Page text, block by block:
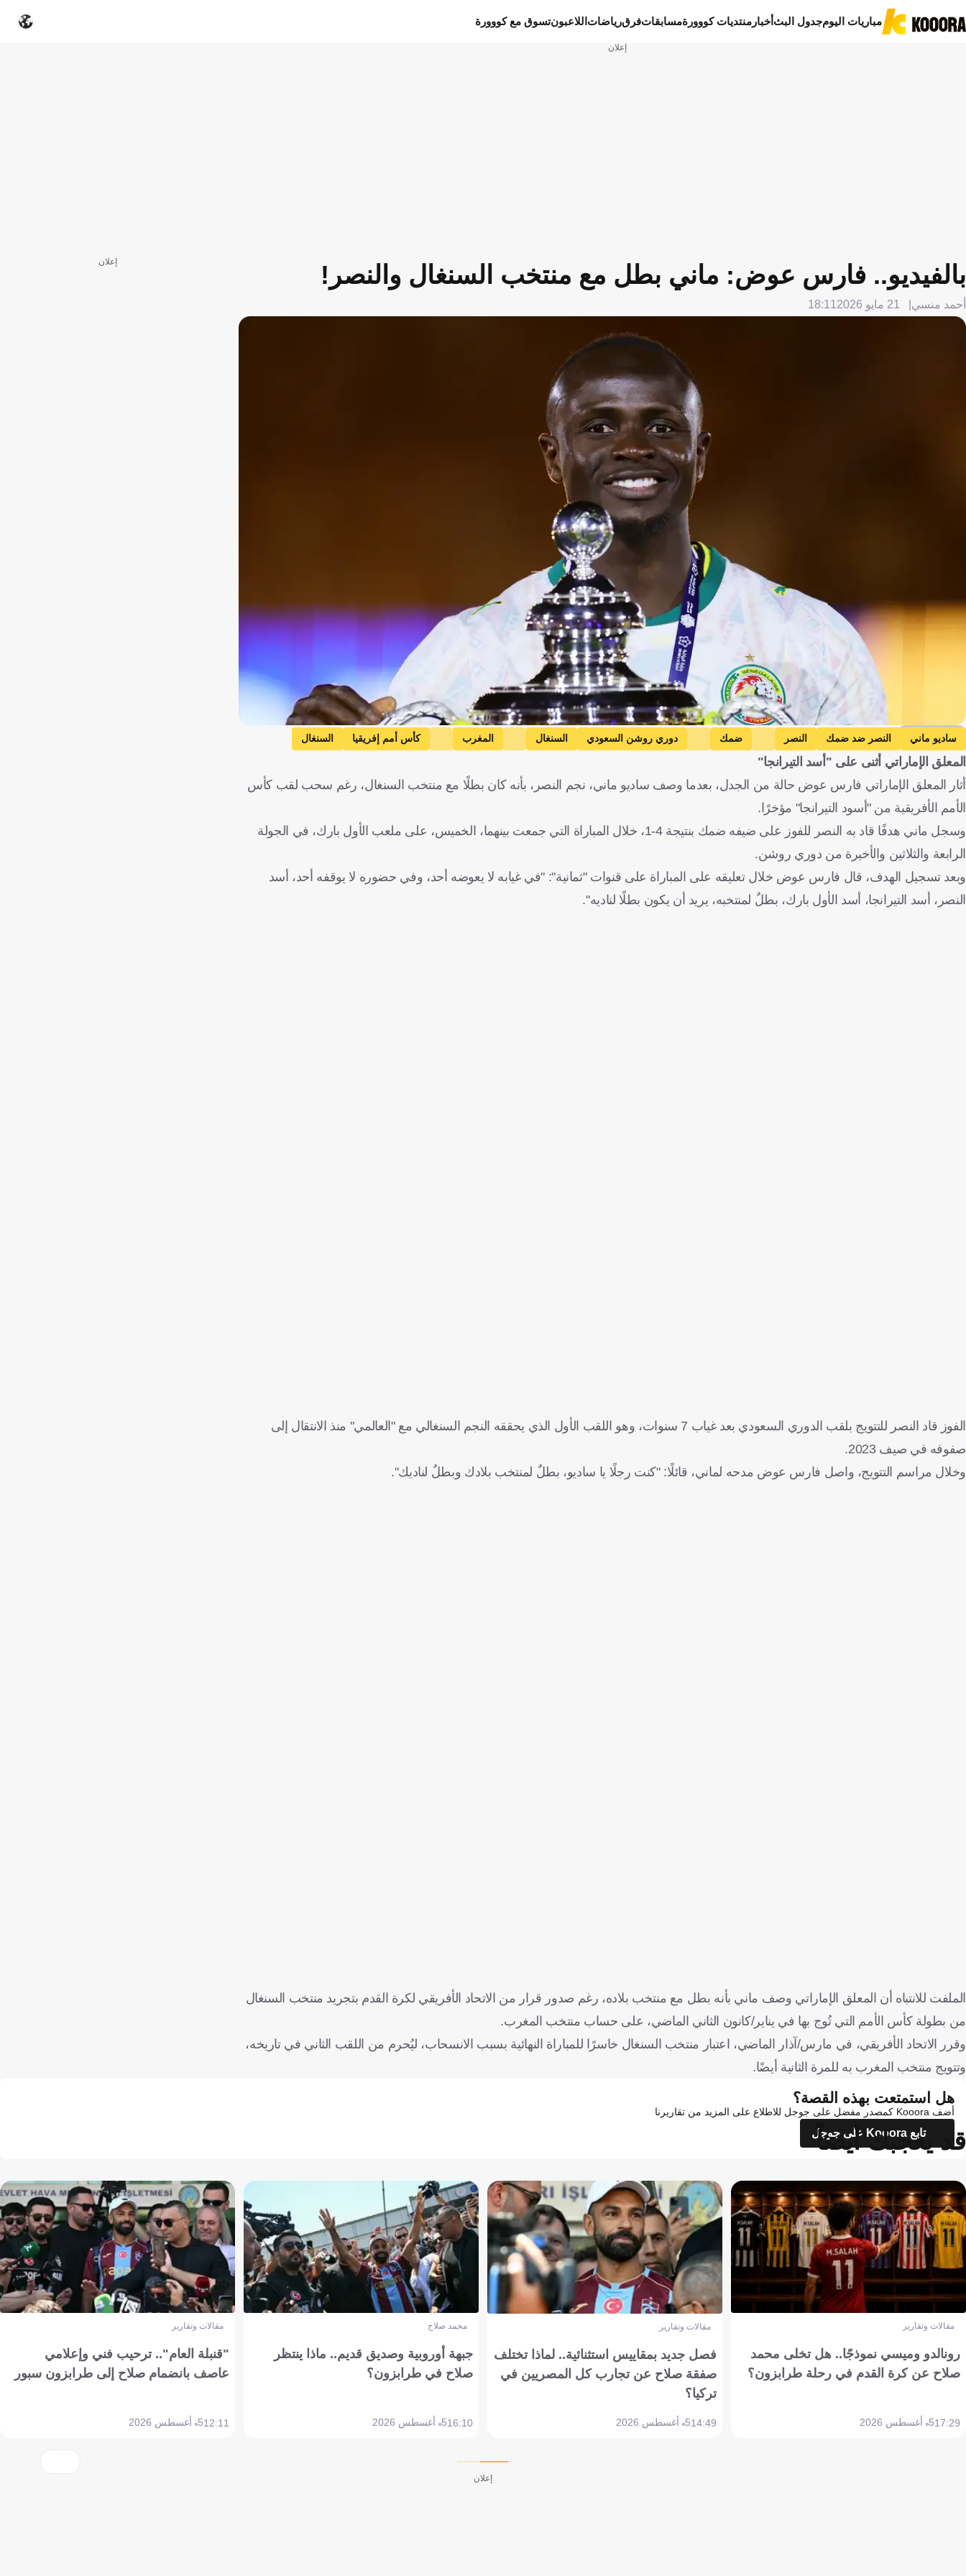
مباريات اليومجدول البثأخبار منتديات كووورةمسابقاتفرقرياضات اللاعبونتسوق مع كووورة
إعلان
بالفيديو.. فارس عوض: ماني بطل مع منتخب السنغال والنصر!
أحمد منسي 21 مايو 2026 18:11
Getty Images
ساديو ماني النصر ضد ضمك النصر ضمك دوري روشن السعودي السنغال المغرب كأس أمم إفريقيا
السنغال
المملكة العربية السعودية
المغرب كرة قدم
المعلق الإماراتي أثنى على "أسد التيرانجا"
أثار المعلق الإماراتي فارس عوض حالة من الجدل، بعدما وصف ساديو ماني، نجم النصر، بأنه كان بطلًا مع منتخب السنغال، رغم سحب لقب كأس
الأمم الأفريقية من "أسود التيرانجا" مؤخرًا.
وسجل ماني هدفًا قاد به النصر للفوز على ضيفه ضمك بنتيجة 4-1، خلال المباراة التي جمعت بينهما، الخميس، على ملعب الأول بارك، في الجولة
الرابعة والثلاثين والأخيرة من دوري روشن.
وبعد تسجيل الهدف، قال فارس عوض خلال تعليقه على المباراة على قنوات "ثمانية": "في غيابه لا يعوضه أحد، وفي حضوره لا يوقفه أحد، أسد
النصر، أسد التيرانجا، أسد الأول بارك، بطلٌ لمنتخبه، يريد أن يكون بطلًا لناديه".
الفوز قاد النصر للتتويج بلقب الدوري السعودي بعد غياب 7 سنوات، وهو اللقب الأول الذي يحققه النجم السنغالي مع "العالمي" منذ الانتقال إلى
صفوفه في صيف 2023.
وخلال مراسم التتويج، واصل فارس عوض مدحه لماني، قائلًا: "كنت رجلًا يا ساديو، بطلٌ لمنتخب بلادك وبطلٌ لناديك".
الملفت للانتباه أن المعلق الإماراتي وصف ماني بأنه بطل مع منتخب بلاده، رغم صدور قرار من الاتحاد الأفريقي لكرة القدم بتجريد منتخب السنغال
من بطولة كأس الأمم التي تُوج بها في يناير/كانون الثاني الماضي، على حساب منتخب المغرب.
وقرر الاتحاد الأفريقي، في مارس/آذار الماضي، اعتبار منتخب السنغال خاسرًا للمباراة النهائية بسبب الانسحاب، ليُحرم من اللقب الثاني في تاريخه،
وتتويج منتخب المغرب به للمرة الثانية أيضًا.
إعلان
هل استمتعت بهذه القصة؟
أضف Kooora كمصدر مفضل على جوجل للاطلاع على المزيد من تقاريرنا
تابع Kooora على جوجل
قد يعجبك أيضاً
مقالات وتقارير
رونالدو وميسي نموذجًا.. هل تخلى محمد
صلاح عن كرة القدم في رحلة طرابزون؟
17:295 أغسطس 2026
مقالات وتقارير
فصل جديد بمقاييس استثنائية.. لماذا تختلف
صفقة صلاح عن تجارب كل المصريين في
تركيا؟
14:495 أغسطس 2026
محمد صلاح
جبهة أوروبية وصديق قديم.. ماذا ينتظر
صلاح في طرابزون؟
16:105 أغسطس 2026
مقالات وتقارير
"قنبلة العام".. ترحيب فني وإعلامي
عاصف بانضمام صلاح إلى طرابزون سبور
12:115 أغسطس 2026
إعلان